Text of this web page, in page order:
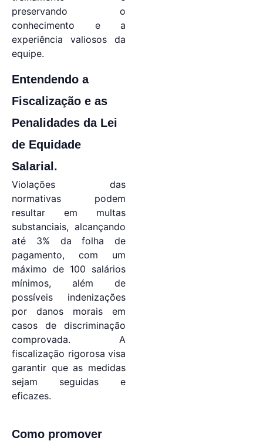
preservando o
conhecimento e a
experiência valiosos da
equipe.
Entendendo a
Fiscalização e as
Penalidades da Lei
de Equidade
Salarial.
Violações das
normativas podem
resultar em multas
substanciais, alcançando
até 3% da folha de
pagamento, com um
máximo de 100 salários
mínimos, além de
possíveis indenizações
por danos morais em
casos de discriminação
comprovada. A
fiscalização rigorosa visa
garantir que as medidas
sejam seguidas e
eficazes.
Como promover